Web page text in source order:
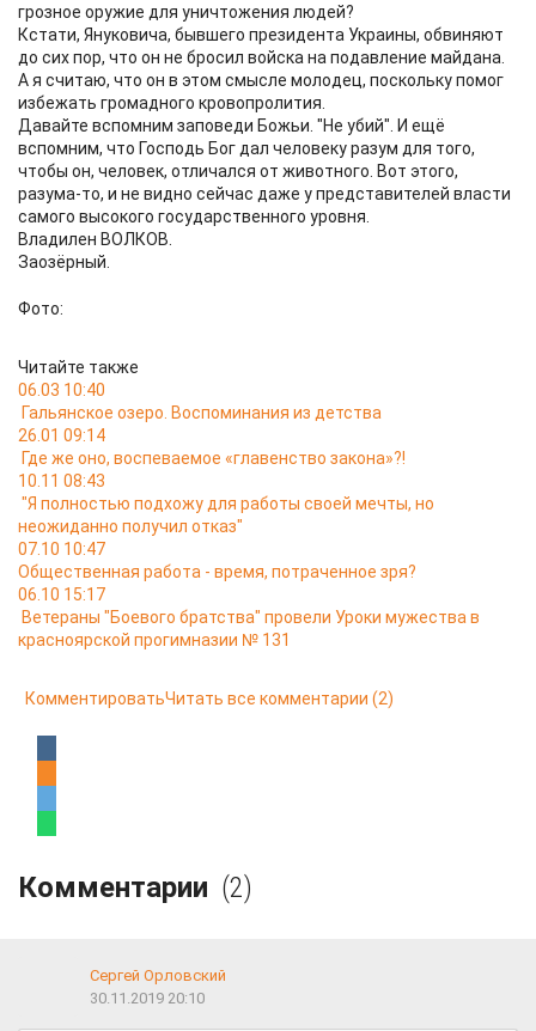
грозное оружие для уничтожения людей?
Кстати, Януковича, бывшего президента Украины, обвиняют
до сих пор, что он не бросил войска на подавление майдана.
А я считаю, что он в этом смысле молодец, поскольку помог
избежать громадного кровопролития.
Давайте вспомним заповеди Божьи. "Не убий". И ещё
вспомним, что Господь Бог дал человеку разум для того,
чтобы он, человек, отличался от животного. Вот этого,
разума-то, и не видно сейчас даже у представителей власти
самого высокого государственного уровня.
Владилен ВОЛКОВ.
Заозёрный.
Фото:
Читайте также
06.03 10:40
Гальянское озеро. Воспоминания из детства
26.01 09:14
Где же оно, воспеваемое «главенство закона»?!
10.11 08:43
"Я полностью подхожу для работы своей мечты, но
неожиданно получил отказ"
07.10 10:47
Общественная работа - время, потраченное зря?
06.10 15:17
Ветераны "Боевого братства" провели Уроки мужества в
красноярской прогимназии № 131
КомментироватьЧитать все комментарии (2)
Комментарии (2)
Сергей Орловский
30.11.2019 20:10